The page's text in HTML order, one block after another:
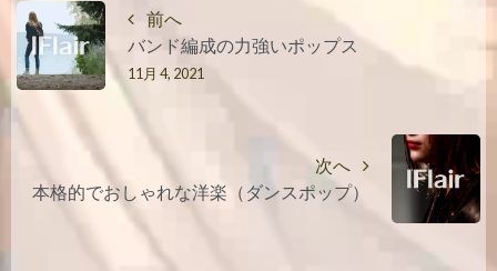
前へ
バンド編成の力強いポップス
11月 4, 2021
次へ
本格的でおしゃれな洋楽（ダンスポップ）